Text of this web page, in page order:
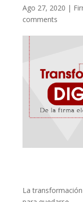
Ago 27, 2020 |
comments
La